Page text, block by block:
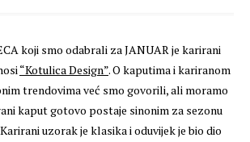
koji smo odabrali za JANUAR je karirani
“Kotulica Design”. O kaputima i kariranom
trendovima već smo govorili, ali moramo
kaput gotovo postaje sinonim za sezonu
uzorak je klasika i oduvijek je bio dio